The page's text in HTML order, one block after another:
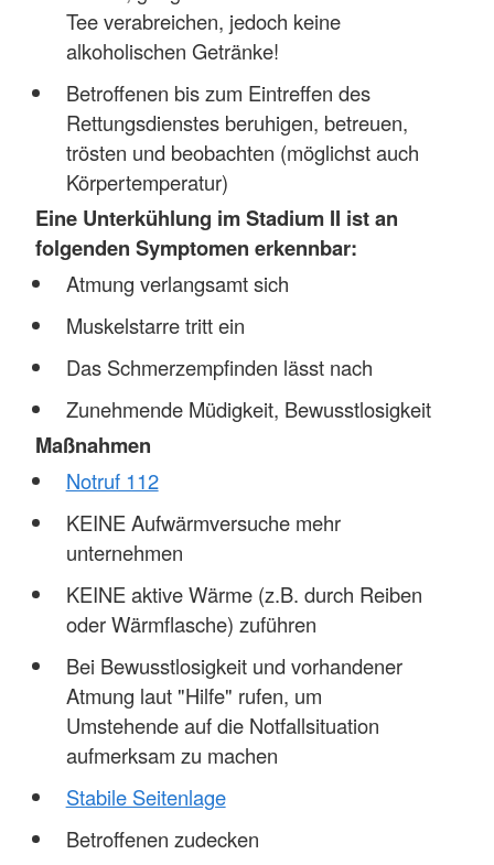
Tee verabreichen, jedoch keine
alkoholischen Getränke!
Betroffenen bis zum Eintreffen des
Rettungsdienstes beruhigen, betreuen,
trösten und beobachten (möglichst auch
Körpertemperatur)
Eine Unterkühlung im Stadium II ist an
folgenden Symptomen erkennbar:
Atmung verlangsamt sich
Muskelstarre tritt ein
Das Schmerzempfinden lässt nach
Zunehmende Müdigkeit, Bewusstlosigkeit
Maßnahmen
Notruf 112
KEINE Aufwärmversuche mehr
unternehmen
KEINE aktive Wärme (z.B. durch Reiben
oder Wärmflasche) zuführen
Bei Bewusstlosigkeit und vorhandener
Atmung laut "Hilfe" rufen, um
Umstehende auf die Notfallsituation
aufmerksam zu machen
Stabile Seitenlage
Betroffenen zudecken